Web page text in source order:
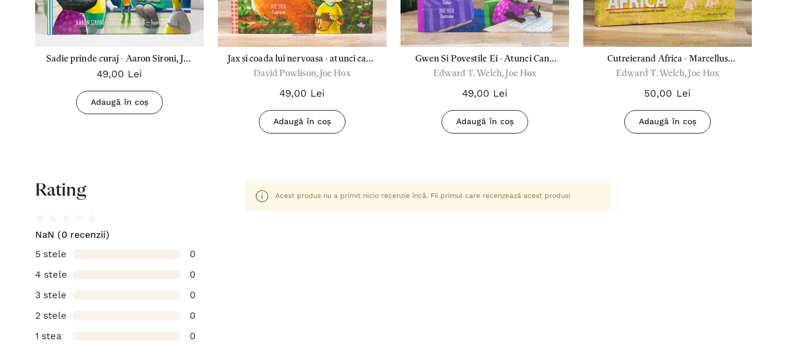
Sadie prinde curaj - Aaron Sironi, Joe
Hox
49,00 Lei
Adaugă în coș
Jax si coada lui nervoasa - atunci cand
esti nervos
David Powlison, Joe Hox
49,00 Lei
Adaugă în coș
Gwen Si Povestile Ei - Atunci Cand
Ti-E Greu Sa Spui Adevarul
Edward T. Welch, Joe Hox
49,00 Lei
Adaugă în coș
Cutreierand Africa - Marcellus
Beachy
Edward T. Welch, Joe Hox
50,00 Lei
Adaugă în coș
Rating
NaN (0 recenzii)
5 stele
0
4 stele
0
3 stele
0
2 stele
0
1 stea
0
Acest produs nu a primit nicio recenzie încă. Fii primul care recenzează acest produs!